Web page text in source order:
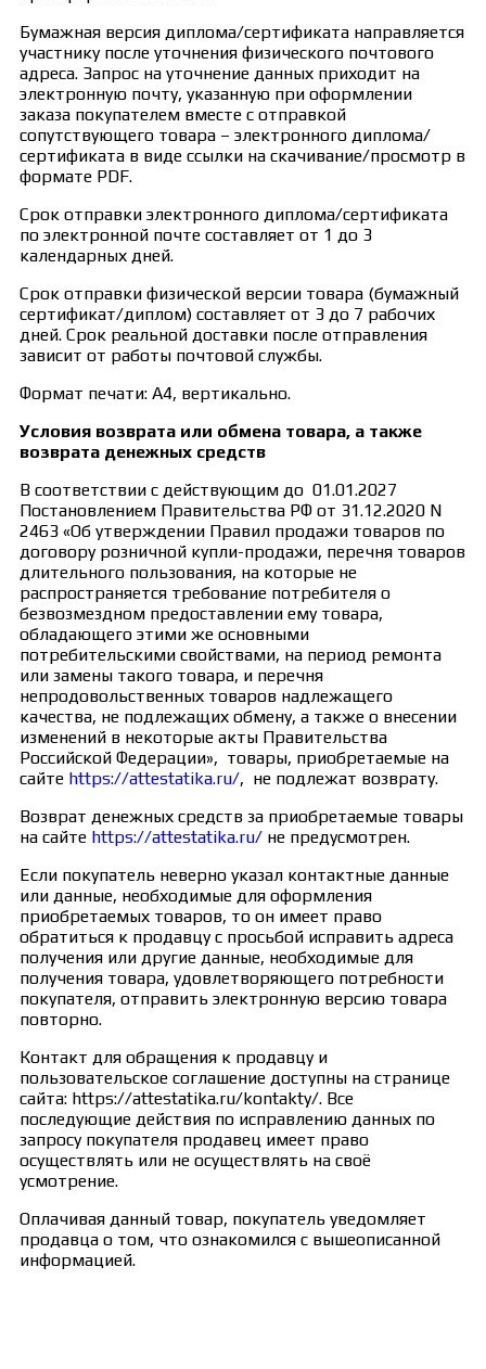
Бумажная версия диплома/сертификата направляется
участнику после уточнения физического почтового
адреса. Запрос на уточнение данных приходит на
электронную почту, указанную при оформлении
заказа покупателем вместе с отправкой
сопутствующего товара – электронного диплома/
сертификата в виде ссылки на скачивание/просмотр в
формате PDF.
Срок отправки электронного диплома/сертификата
по электронной почте составляет от 1 до 3
календарных дней.
Срок отправки физической версии товара (бумажный
сертификат/диплом) составляет от 3 до 7 рабочих
дней. Срок реальной доставки после отправления
зависит от работы почтовой службы.
Формат печати: А4, вертикально.
Условия возврата или обмена товара, а также
возврата денежных средств
В соответствии с действующим до 01.01.2027
Постановлением Правительства РФ от 31.12.2020 N
2463 «Об утверждении Правил продажи товаров по
договору розничной купли-продажи, перечня товаров
длительного пользования, на которые не
распространяется требование потребителя о
безвозмездном предоставлении ему товара,
обладающего этими же основными
потребительскими свойствами, на период ремонта
или замены такого товара, и перечня
непродовольственных товаров надлежащего
качества, не подлежащих обмену, а также о внесении
изменений в некоторые акты Правительства
Российской Федерации», товары, приобретаемые на
сайте https://attestatika.ru/, не подлежат возврату.
Возврат денежных средств за приобретаемые товары
на сайте https://attestatika.ru/ не предусмотрен.
Если покупатель неверно указал контактные данные
или данные, необходимые для оформления
приобретаемых товаров, то он имеет право
обратиться к продавцу с просьбой исправить адреса
получения или другие данные, необходимые для
получения товара, удовлетворяющего потребности
покупателя, отправить электронную версию товара
повторно.
Контакт для обращения к продавцу и
пользовательское соглашение доступны на странице
сайта: https://attestatika.ru/kontakty/. Все
последующие действия по исправлению данных по
запросу покупателя продавец имеет право
осуществлять или не осуществлять на своё
усмотрение.
Оплачивая данный товар, покупатель уведомляет
продавца о том, что ознакомился с вышеописанной
информацией.